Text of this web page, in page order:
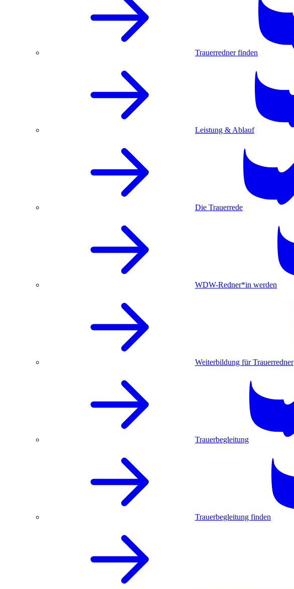
Trauerredner finden
Leistung & Ablauf
Die Trauerrede
WDW-Redner*in werden
Weiterbildung für Trauerredner
Trauerbegleitung
Trauerbegleitung finden